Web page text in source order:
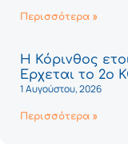
Περισσότερα »
Η Κόρινθος
Έρχεται το 2ο
1 Αυγούστου, 2026
Περισσότερα »